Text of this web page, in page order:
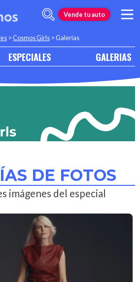
Vende tu auto
>Cosmos Girls >Galerias
ESPECIALES GALERIAS
DE FOTOS
imágenes del especial